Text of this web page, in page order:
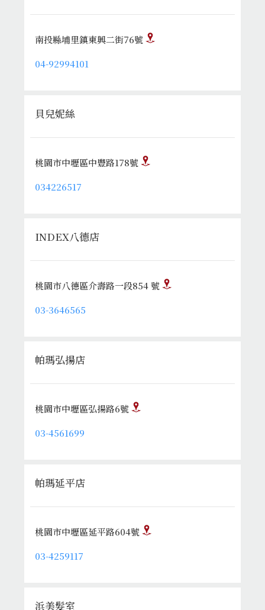
南投縣埔里鎮東興二街76號
04-92994101
貝兒妮絲
桃園市中壢區中豐路178號
034226517
INDEX八德店
桃園市八德區介壽路一段854 號
03-3646565
帕瑪弘揚店
桃園市中壢區弘揚路6號
03-4561699
帕瑪延平店
桃園市中壢區延平路604號
03-4259117
浜美髮室